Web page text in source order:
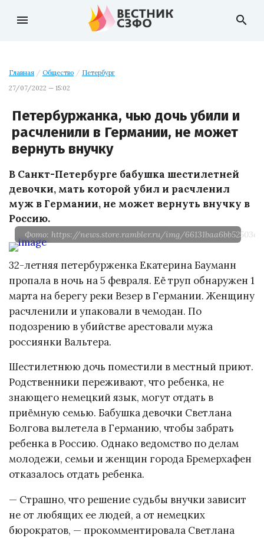
menu search
Главная / Общество / Петербург
27/07/2022 — 15:02
Петербуржанка, чью дочь убили и
расчленили в Германии, не может
вернуть внучку
В Санкт-Петербурге бабушка шестилетней
девочки, мать которой убил и расчленил
муж в Германии, не может вернуть внучку в
Россию.
Фото: https://news.store.rambler.ru/img/
32-летняя петербурженка Екатерина Бауманн
пропала в ночь на 5 февраля. Её труп обнаружен 1
марта на берегу реки Везер в Германии. Женщину
расчленили и упаковали в чемодан. По
подозрению в убийстве арестовали мужа
россиянки Вальтера.
Шестилетнюю дочь поместили в местный приют.
Родственники переживают, что ребенка, не
знающего немецкий язык, могут отдать в
приёмную семью. Бабушка девочки Светлана
Болгова вылетела в Германию, чтобы забрать
ребенка в Россию. Однако ведомство по делам
молодежи, семьи и женщин города Бремерхафен
отказалось отдать ребенка.
— Страшно, что решение судьбы внучки зависит
не от любящих ее людей, а от немецких
бюрократов, — прокомментировала Светлана